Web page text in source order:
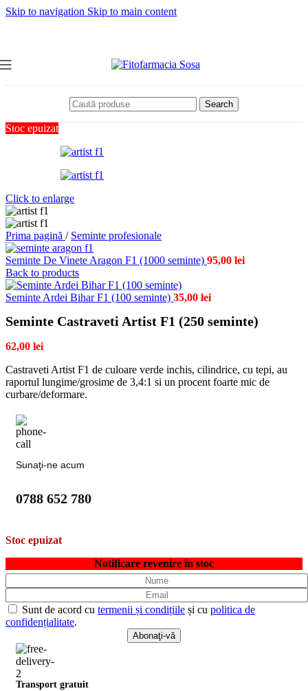
Skip to navigation Skip to main content
Search
Stoc epuizat
Click to enlarge
Prima pagină / Seminte profesionale
Seminte De Vinete Aragon F1 (1000 seminte) 95,00 lei
Back to products
Seminte Ardei Bihar F1 (100 seminte) 35,00 lei
Seminte Castraveti Artist F1 (250 seminte)
62,00 lei
Castraveti Artist F1 de culoare verde inchis, cilindrice, cu tepi, au
raportul lungime/grosime de 3,4:1 si un procent foarte mic de
curbare/deformare.
Sunaţi-ne acum
0788 652 780
Stoc epuizat
Notificare revenire în stoc
Sunt de acord cu termenii și condițiile și cu politica de
confidențialitate.
Transport gratuit